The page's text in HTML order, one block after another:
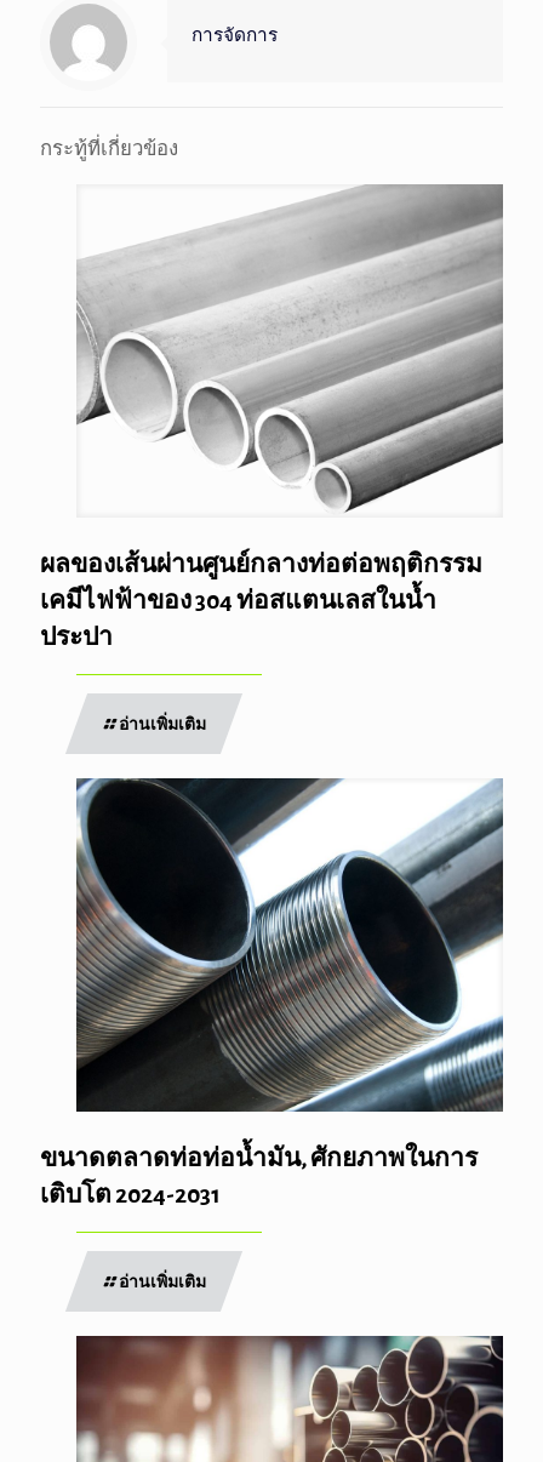
การจัดการ
กระทู้ที่เกี่ยวข้อง
ผลของเส้นผ่านศูนย์กลางท่อต่อพฤติกรรม
เคมีไฟฟ้าของ 304 ท่อสแตนเลสในน้ำ
ประปา
อ่านเพิ่มเติม
ขนาดตลาดท่อท่อน้ำมัน, ศักยภาพในการ
เติบโต 2024-2031
อ่านเพิ่มเติม